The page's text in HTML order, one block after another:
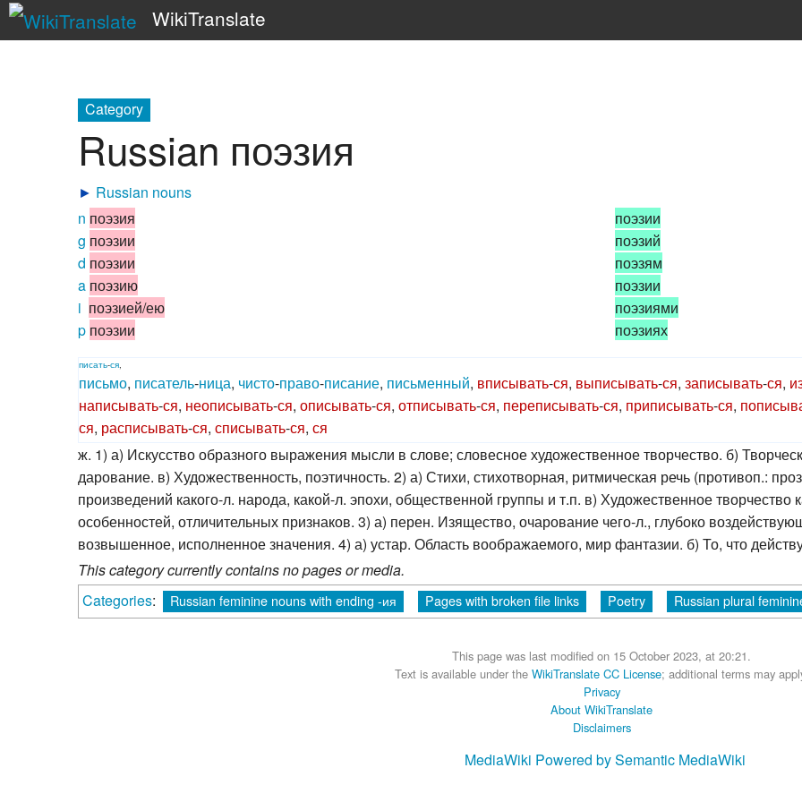
WikiTranslate
Category
Russian поэзия
► Russian nouns
n поэзия
g поэзии
d поэзии
a поэзию
i поэзией/ею
p поэзии
поэзии
поэзий
поэзям
поэзии
поэзиями
поэзиях
писать-ся
письмо, писатель-ница, чисто-право-писание, письменный, вписывать-ся, выписывать-ся, записывать-ся,
написывать-ся, неописывать-ся, описывать-ся, отписывать-ся, переписывать-ся, приписывать-ся,
ся, расписывать-ся, списывать-ся, ся
ж. 1) а) Искусство образного выражения мысли в слове; словесное художественное творчество. б)
дарование. в) Художественность, поэтичность. 2) а) Стихи, стихотворная, ритмическая речь (противоп.:
произведений какого-л. народа, какой-л. эпохи, общественной группы и т.п. в) Художественное творчество
особенностей, отличительных признаков. 3) а) перен. Изящество, очарование чего-л., глубоко
возвышенное, исполненное значения. 4) а) устар. Область воображаемого, мир фантазии. б) То, что
This category currently contains no pages or media.
Categories: Russian feminine nouns with ending -ия Pages with broken file links Poetry Russian plural
This page was last modified on 15 October 2023, at 20:21.
Text is available under the WikiTranslate CC License; additional terms may
Privacy
About WikiTranslate
Disclaimers
MediaWiki Powered by Semantic MediaWiki